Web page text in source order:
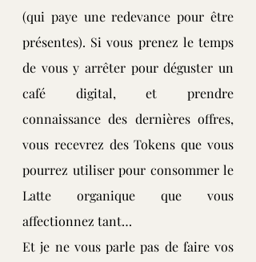
(qui paye une redevance pour être
présentes). Si vous prenez le temps
de vous y arrêter pour déguster un
café digital, et prendre
connaissance des dernières offres,
vous recevrez des Tokens que vous
pourrez utiliser pour consommer le
Latte organique que vous
affectionnez tant…
Et je ne vous parle pas de faire vos